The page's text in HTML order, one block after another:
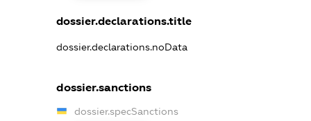
dossier.declarations.title
dossier.declarations.noData
dossier.sanctions
dossier.specSanctions